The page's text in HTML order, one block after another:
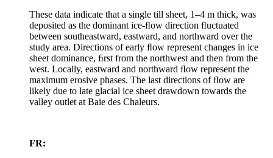
These data indicate that a single till sheet, 1–4 m thick, was
deposited as the dominant ice-ﬂow direction ﬂuctuated
between southeastward, eastward, and northward over the
study area. Directions of early ﬂow represent changes in ice
sheet dominance, ﬁrst from the northwest and then from the
west. Locally, eastward and northward ﬂow represent the
maximum erosive phases. The last directions of ﬂow are
likely due to late glacial ice sheet drawdown towards the
valley outlet at Baie des Chaleurs.
FR: